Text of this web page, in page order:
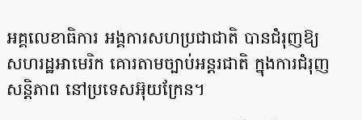
អគ្គលេខាធិការ អង្គការសហប្រជាជាតិ បានជំរុញឱ្យ
សហរដ្ឋអាមេរិក គោរតាមច្បាប់អន្តរជាតិ ក្នុងការជំរុញ
សន្តិភាព នៅប្រទេសអ៊ុយក្រែន។